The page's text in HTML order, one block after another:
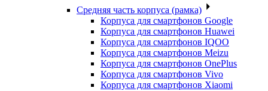
Средняя часть корпуса (рамка)
Корпуса для смартфонов Google
Корпуса для смартфонов Huawei
Корпуса для смартфонов IQOO
Корпуса для смартфонов Meizu
Корпуса для смартфонов OnePlus
Корпуса для смартфонов Vivo
Корпуса для смартфонов Xiaomi